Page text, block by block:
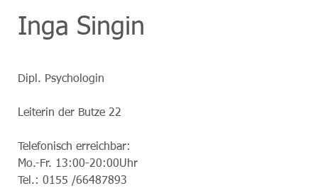
Inga Singin
Dipl. Psychologin
Leiterin der Butze 22
Telefonisch erreichbar:
Mo.-Fr. 13:00-20:00Uhr
Tel.: 0155 /66487893